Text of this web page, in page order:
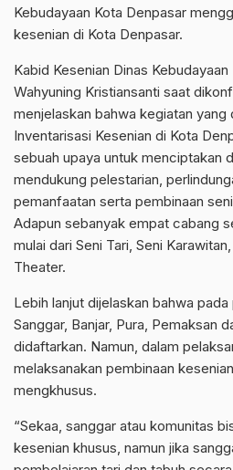
Kebudayaan Kota Denpasar
kesenian di Kota Denpasar.
Kabid Kesenian Dinas
Wahyuning Kristiansanti saat
menjelaskan bahwa kegiatan
Inventarisasi Kesenian di Kota
sebuah upaya untuk menciptakan
mendukung pelestarian,
pemanfaatan serta pembinaan
Adapun sebanyak empat cabang
mulai dari Seni Tari, Seni
Theater.
Lebih lanjut dijelaskan bahwa pada
Sanggar, Banjar, Pura, Pemaksan
didaftarkan. Namun, dalam
melaksanakan pembinaan
mengkhusus.
“Sekaa, sanggar atau komunitas
kesenian khusus, namun jika